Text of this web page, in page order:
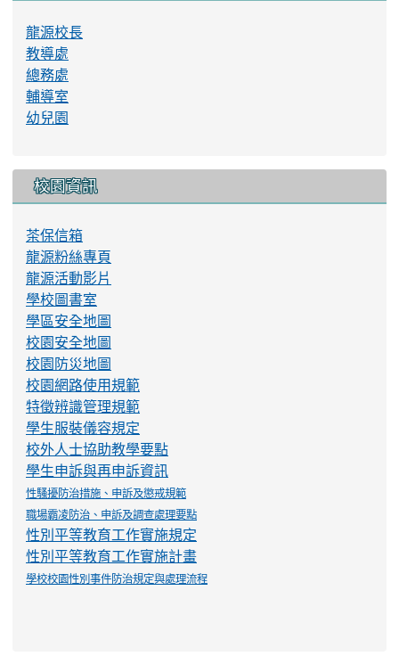
龍源校長
教導處
總務處
輔導室
幼兒園
校園資訊
茶保信箱
龍源粉絲專頁
龍源活動影片
學校圖書室
學區安全地圖
校園安全地圖
校園防災地圖
校園網路使用規範
特徵辨識管理規範
學生服裝儀容規定
校外人士協助教學要點
學生申訴與再申訴資訊
性騷擾防治措施、申訴及懲戒規範
職場霸凌防治、申訴及調查處理要點
性別平等教育工作實施規定
性別平等教育工作實施計畫
學校校園性別事件防治規定與處理流程